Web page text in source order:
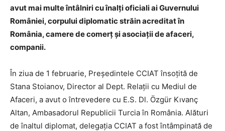
avut mai multe întâlniri cu înalți oficiali ai Guvernului
României, corpului diplomatic străin acreditat în
România, camere de comerț și asociații de afaceri,
companii.
În ziua de 1 februarie, Președintele CCIAT însoțită de
Stana Stoianov, Director al Dept. Relații cu Mediul de
Afaceri, a avut o întrevedere cu E.S. Dl. Özgür Kıvanç
Altan, Ambasadorul Republicii Turcia în România. Alături
de înaltul diplomat, delegația CCIAT a fost întâmpinată de